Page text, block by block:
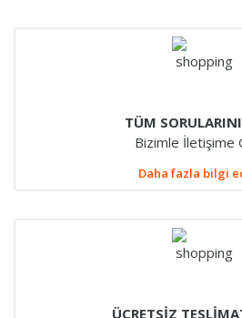
TÜM
Bizimle İletişime
Daha fazla bilgi
ÜCRETSİZ